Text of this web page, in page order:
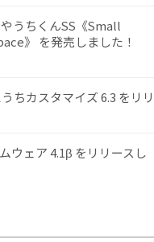
うちくんSS《Small
》 を発売しました！
ちカスタマイズ 6.3 をリリ
ウェア 4.1β をリリースし